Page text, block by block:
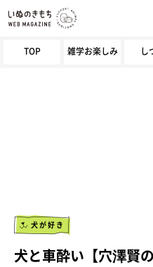
TOP 雑学お楽しみ し
犬が好き
犬と車酔い【穴澤賢